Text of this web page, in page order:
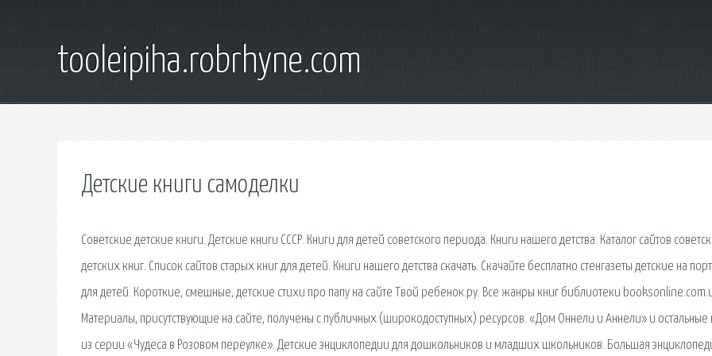
tooleipiha.robrhyne.com
Детские книги самоделки
Советские детские книги. Детские книги СССР. Книги для детей советского периода. Книги нашего детства. Каталог сайтов
детских книг. Список сайтов старых книг для детей. Книги нашего детства скачать. Скачайте бесплатно стенгазеты детские на
для детей. Короткие, смешные, детские стихи про папу на сайте Твой ребенок.ру. Все жанры книг библиотеки
Материалы, присутствующие на сайте, получены с публичных (широкодоступных) ресурсов. «Дом Оннели и Аннели» и остальные
из серии «Чудеса в Розовом переулке». Детские энциклопедии для дошкольников и младших школьников. Большая